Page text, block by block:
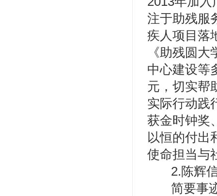
注于助残服
疾人项目落
《助残圆
中心建设等
元，切实帮
实际行动践
获金时钟奖
以恒的付出
使命担当与
2.陈辉
简要事